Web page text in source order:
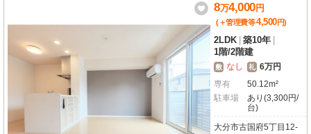
8万4,000円
(＋管理費等4,500円)
2LDK 築10年
1階/2階建
敷 なし 礼 6万円
専有
50.12m²
駐車場
あり(3,300円/
台)
大分市古国府5丁目12-